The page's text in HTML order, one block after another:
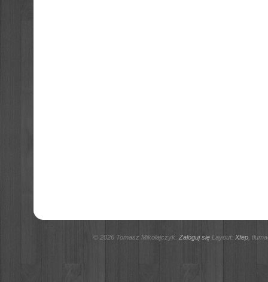
© 2026 Tomasz Mikołajczyk. Zaloguj sięLayout: Xfep,